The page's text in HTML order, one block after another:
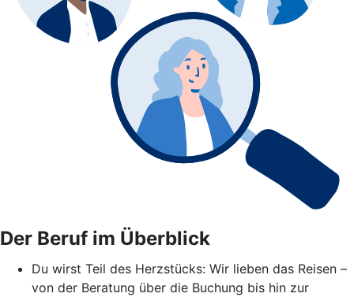
Der Beruf im Überblick
Du wirst Teil des Herzstücks: Wir lieben das Reisen –
von der Beratung über die Buchung bis hin zur